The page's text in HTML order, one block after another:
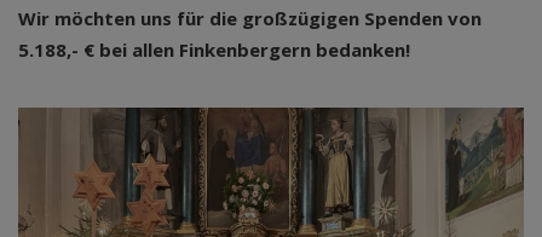
Wir möchten uns für die großzügigen Spenden von
5.188,- € bei allen Finkenbergern bedanken!